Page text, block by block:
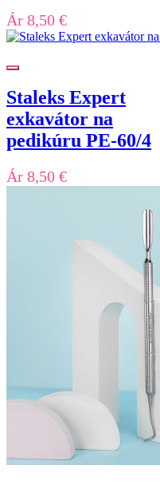
Ár 8,50 €
Staleks Expert
exkavátor na
pedikúru PE-60/4
Ár 8,50 €